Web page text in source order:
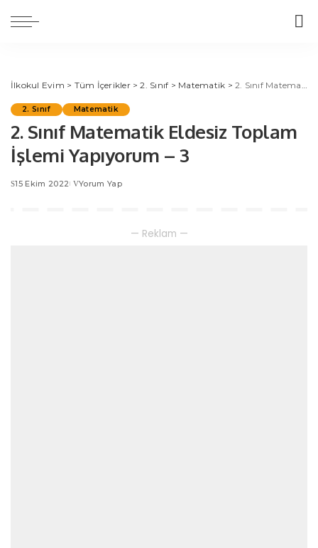
İlkokul Evim > Tüm İçerikler>2. Sınıf > Matematik >2. Sınıf Matematik Eldesiz Toplam İşlemi Yapıyorum – 3
2. Sınıf Matematik
2. Sınıf Matematik Eldesiz Toplam
İşlemi Yapıyorum – 3
15 Ekim 2022 Yorum Yap
— Reklam —